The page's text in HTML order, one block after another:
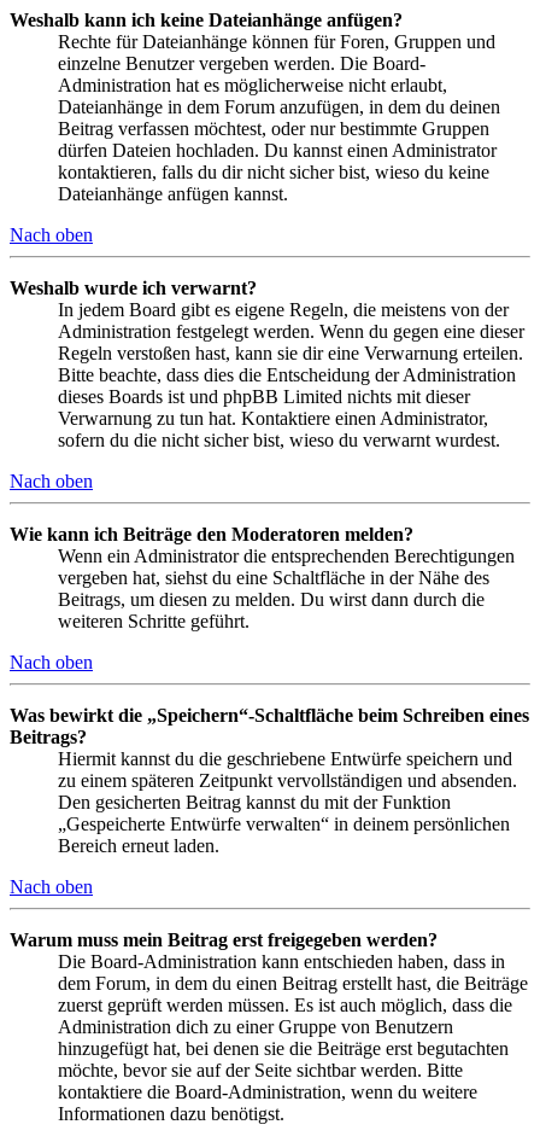
Weshalb kann ich keine Dateianhänge anfügen?
Rechte für Dateianhänge können für Foren, Gruppen und
einzelne Benutzer vergeben werden. Die Board-
Administration hat es möglicherweise nicht erlaubt,
Dateianhänge in dem Forum anzufügen, in dem du deinen
Beitrag verfassen möchtest, oder nur bestimmte Gruppen
dürfen Dateien hochladen. Du kannst einen Administrator
kontaktieren, falls du dir nicht sicher bist, wieso du keine
Dateianhänge anfügen kannst.
Nach oben
Weshalb wurde ich verwarnt?
In jedem Board gibt es eigene Regeln, die meistens von der
Administration festgelegt werden. Wenn du gegen eine dieser
Regeln verstoßen hast, kann sie dir eine Verwarnung erteilen.
Bitte beachte, dass dies die Entscheidung der Administration
dieses Boards ist und phpBB Limited nichts mit dieser
Verwarnung zu tun hat. Kontaktiere einen Administrator,
sofern du die nicht sicher bist, wieso du verwarnt wurdest.
Nach oben
Wie kann ich Beiträge den Moderatoren melden?
Wenn ein Administrator die entsprechenden Berechtigungen
vergeben hat, siehst du eine Schaltfläche in der Nähe des
Beitrags, um diesen zu melden. Du wirst dann durch die
weiteren Schritte geführt.
Nach oben
Was bewirkt die „Speichern“-Schaltfläche beim Schreiben eines
Beitrags?
Hiermit kannst du die geschriebene Entwürfe speichern und
zu einem späteren Zeitpunkt vervollständigen und absenden.
Den gesicherten Beitrag kannst du mit der Funktion
„Gespeicherte Entwürfe verwalten“ in deinem persönlichen
Bereich erneut laden.
Nach oben
Warum muss mein Beitrag erst freigegeben werden?
Die Board-Administration kann entschieden haben, dass in
dem Forum, in dem du einen Beitrag erstellt hast, die Beiträge
zuerst geprüft werden müssen. Es ist auch möglich, dass die
Administration dich zu einer Gruppe von Benutzern
hinzugefügt hat, bei denen sie die Beiträge erst begutachten
möchte, bevor sie auf der Seite sichtbar werden. Bitte
kontaktiere die Board-Administration, wenn du weitere
Informationen dazu benötigst.